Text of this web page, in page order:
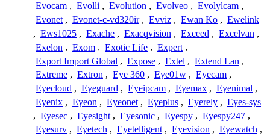
Evocam , Evolli , Evolution , Evolveo , Evolylcam ,
Evonet , Evonet-c-vd320ir , Evviz , Ewan Ko , Ewelink
, Ews1025 , Exache , Exacqvision , Exceed , Excelvan ,
Exelon , Exom , Exotic Life , Expert ,
Export Import Global , Expose , Extel , Extend Lan ,
Extreme , Extron , Eye 360 , Eye01w , Eyecam ,
Eyecloud , Eyeguard , Eyeipcam , Eyemax , Eyenimal ,
Eyenix , Eyeon , Eyeonet , Eyeplus , Eyerely , Eyes-sys
, Eyesec , Eyesight , Eyesonic , Eyespy , Eyespy247 ,
Eyesurv , Eyetech , Eyetelligent , Eyevision , Eyewatch ,